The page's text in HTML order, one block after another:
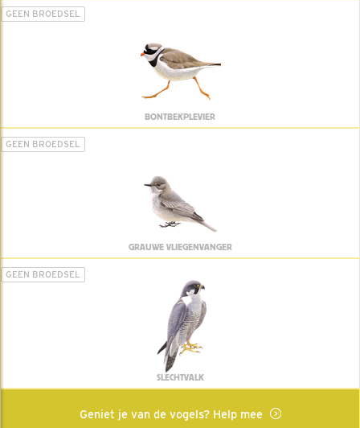
GEEN BROEDSEL
BONTBEKPLEVIER
GEEN BROEDSEL
GRAUWE VLIEGENVANGER
GEEN BROEDSEL
SLECHTVALK
Geniet je van de vogels? Help mee